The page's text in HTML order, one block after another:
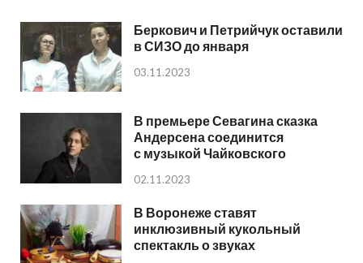
Беркович и Петрийчук оставили
в СИЗО до января
03.11.2023
В премьере Севагина сказка
Андерсена соединится
с музыкой Чайковского
02.11.2023
В Воронеже ставят
инклюзивный кукольный
спектакль о звуках